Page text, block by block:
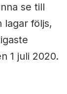
se till
följs,
1 juli 2020.